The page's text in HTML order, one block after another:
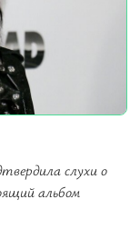
слухи о
альбом